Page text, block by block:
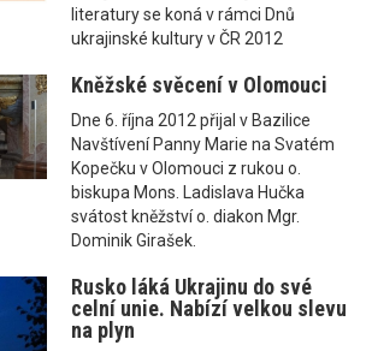
literatury se koná v rámci Dnů
ukrajinské kultury v ČR 2012
Kněžské svěcení v Olomouci
Dne 6. října 2012 přijal v Bazilice
Navštívení Panny Marie na Svatém
Kopečku v Olomouci z rukou o.
biskupa Mons. Ladislava Hučka
svátost kněžství o. diakon Mgr.
Dominik Girašek.
Rusko láká Ukrajinu do své
celní unie. Nabízí velkou slevu
na plyn